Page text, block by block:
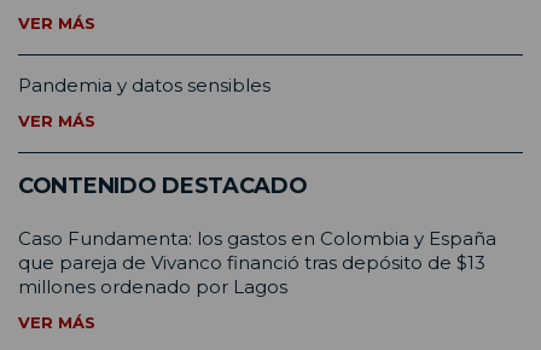
VER MÁS
Pandemia y datos sensibles
VER MÁS
CONTENIDO DESTACADO
Caso Fundamenta: los gastos en Colombia y España
que pareja de Vivanco financió tras depósito de $13
millones ordenado por Lagos
VER MÁS